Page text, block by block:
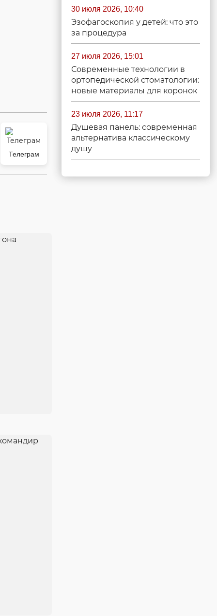
Телеграм
30 июля 2026, 10:40
Эзофагоскопия у детей: что это
за процедура
27 июля 2026, 15:01
Современные технологии в
ортопедической стоматологии:
новые материалы для коронок
23 июля 2026, 11:17
Душевая панель: современная
альтернатива классическому
душу